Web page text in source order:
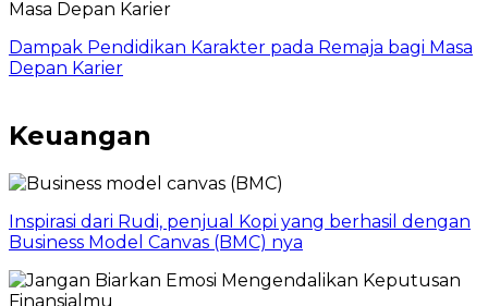
Dampak Pendidikan Karakter pada Remaja bagi Masa
Depan Karier
Keuangan
Inspirasi dari Rudi, penjual Kopi yang berhasil dengan
Business Model Canvas (BMC) nya